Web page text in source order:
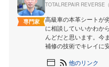
専門家
TOTALREPAIR REVERSE
高級車の本革シートが
に相談していいかわか
んどだと思います。今
補修の技術でキレイに
他のリンク